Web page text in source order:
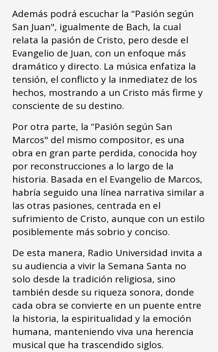
Además podrá escuchar la “Pasión según
San Juan", igualmente de Bach, la cual
relata la pasión de Cristo, pero desde el
Evangelio de Juan, con un enfoque más
dramático y directo. La música enfatiza la
tensión, el conflicto y la inmediatez de los
hechos, mostrando a un Cristo más firme y
consciente de su destino.
Por otra parte, la “Pasión según San
Marcos" del mismo compositor, es una
obra en gran parte perdida, conocida hoy
por reconstrucciones a lo largo de la
historia. Basada en el Evangelio de Marcos,
habría seguido una línea narrativa similar a
las otras pasiones, centrada en el
sufrimiento de Cristo, aunque con un estilo
posiblemente más sobrio y conciso.
De esta manera, Radio Universidad invita a
su audiencia a vivir la Semana Santa no
solo desde la tradición religiosa, sino
también desde su riqueza sonora, donde
cada obra se convierte en un puente entre
la historia, la espiritualidad y la emoción
humana, manteniendo viva una herencia
musical que ha trascendido siglos.